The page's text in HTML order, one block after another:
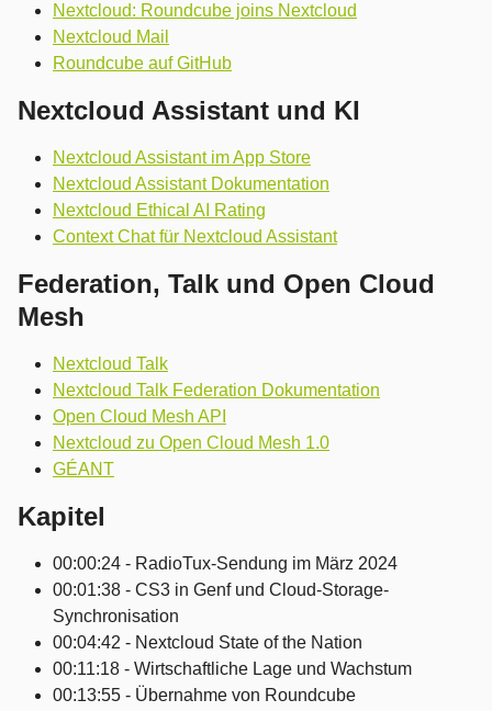
Nextcloud: Roundcube joins Nextcloud
Nextcloud Mail
Roundcube auf GitHub
Nextcloud Assistant und KI
Nextcloud Assistant im App Store
Nextcloud Assistant Dokumentation
Nextcloud Ethical AI Rating
Context Chat für Nextcloud Assistant
Federation, Talk und Open Cloud
Mesh
Nextcloud Talk
Nextcloud Talk Federation Dokumentation
Open Cloud Mesh API
Nextcloud zu Open Cloud Mesh 1.0
GÉANT
Kapitel
00:00:24 - RadioTux-Sendung im März 2024
00:01:38 - CS3 in Genf und Cloud-Storage-
Synchronisation
00:04:42 - Nextcloud State of the Nation
00:11:18 - Wirtschaftliche Lage und Wachstum
00:13:55 - Übernahme von Roundcube